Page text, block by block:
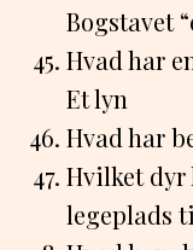
Bogstavet
Hvad har
Et lyn
Hvad har
Hvilket
legeplads